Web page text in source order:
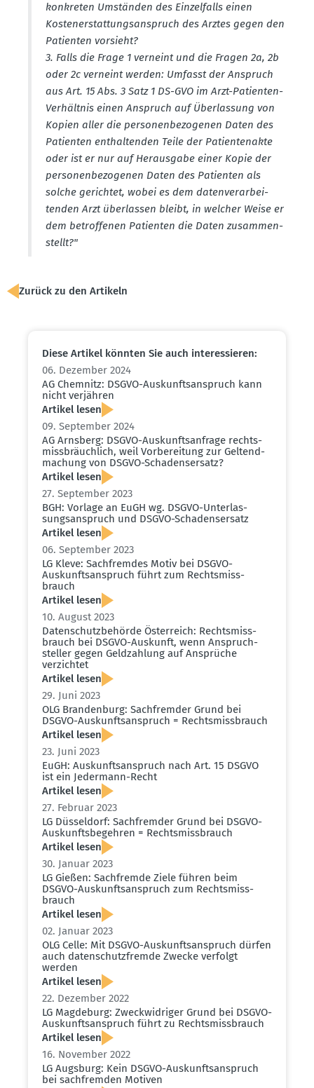
konkreten Umständen des Einzel­falls einen
Kosten­er­stat­tungs­an­spruch des Arztes gegen den
Patienten vorsieht?
3. Falls die Frage 1 verneint und die Fragen 2a, 2b
oder 2c verneint werden: Umfasst der Anspruch
aus Art. 15 Abs. 3 Satz 1 DS-GVO im Arzt-Patienten-
Verhältnis einen Anspruch auf Überlassung von
Kopien aller die perso­nen­be­zo­genen Daten des
Patienten enthal­tenden Teile der Patien­tenakte
oder ist er nur auf Herausgabe einer Kopie der
perso­nen­be­zo­genen Daten des Patienten als
solche gerichtet, wobei es dem daten­ver­ar­bei­
tenden Arzt überlassen bleibt, in welcher Weise er
dem betrof­fenen Patienten die Daten zusam­men­
stellt?"
Zurück zu den Artikeln
Diese Artikel könnten Sie auch inter­es­sieren:
06. Dezember 2024
AG Chemnitz: DSGVO-Auskunfts­an­spruch kann
nicht verjähren
Artikel lesen
09. September 2024
AG Arnsberg: DSGVO-Auskunfts­an­frage rechts­
miss­bräuchlich, weil Vorbe­reitung zur Geltend­
ma­chung von DSGVO-Schadens­ersatz?
Artikel lesen
27. September 2023
BGH: Vorlage an EuGH wg. DSGVO-Unter­las­
sungs­an­spruch und DSGVO-Schadens­ersatz
Artikel lesen
06. September 2023
LG Kleve: Sachfremdes Motiv bei DSGVO-
Auskunfts­an­spruch führt zum Rechts­miss­
brauch
Artikel lesen
10. August 2023
Daten­schutz­be­hörde Öster­reich: Rechts­miss­
brauch bei DSGVO-Auskunft, wenn Anspruch­
steller gegen Geldzahlung auf Ansprüche
verzichtet
Artikel lesen
29. Juni 2023
OLG Brandenburg: Sachfremder Grund bei
DSGVO-Auskunfts­an­spruch = Rechts­miss­brauch
Artikel lesen
23. Juni 2023
EuGH: Auskunfts­an­spruch nach Art. 15 DSGVO
ist ein Jedermann-Recht
Artikel lesen
27. Februar 2023
LG Düsseldorf: Sachfremder Grund bei DSGVO-
Auskunfts­be­gehren = Rechts­miss­brauch
Artikel lesen
30. Januar 2023
LG Gießen: Sachfremde Ziele führen beim
DSGVO-Auskunfts­an­spruch zum Rechts­miss­
brauch
Artikel lesen
02. Januar 2023
OLG Celle: Mit DSGVO-Auskunfts­an­spruch dürfen
auch daten­schutz­fremde Zwecke verfolgt
werden
Artikel lesen
22. Dezember 2022
LG Magdeburg: Zweck­wid­riger Grund bei DSGVO-
Auskunfts­an­spruch führt zu Rechts­miss­brauch
Artikel lesen
16. November 2022
LG Augsburg: Kein DSGVO-Auskunfts­an­spruch
bei sachfremden Motiven